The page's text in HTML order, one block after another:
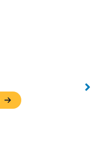
Tanpa Keterangan